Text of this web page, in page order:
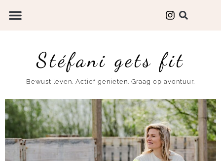
Stéfani gets fit
Bewust leven. Actief genieten. Graag op avontuur.